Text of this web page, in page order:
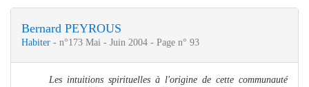
Bernard PEYROUS
Habiter - n°173 Mai - Juin 2004 - Page n° 93
Les intuitions spirituelles à l'origine de cette communauté